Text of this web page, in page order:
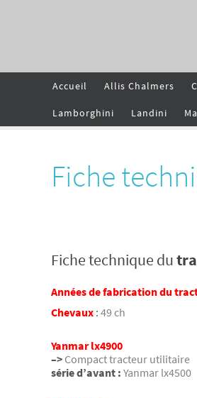
Accueil Allis Chalmers
Lamborghini Landini
Fiche
Fiche technique du
Années de fabrication du
Chevaux : 49 ch
Yanmar lx4900
–> Compact tracteur utilitaire
série d’avant : Yanmar lx4500